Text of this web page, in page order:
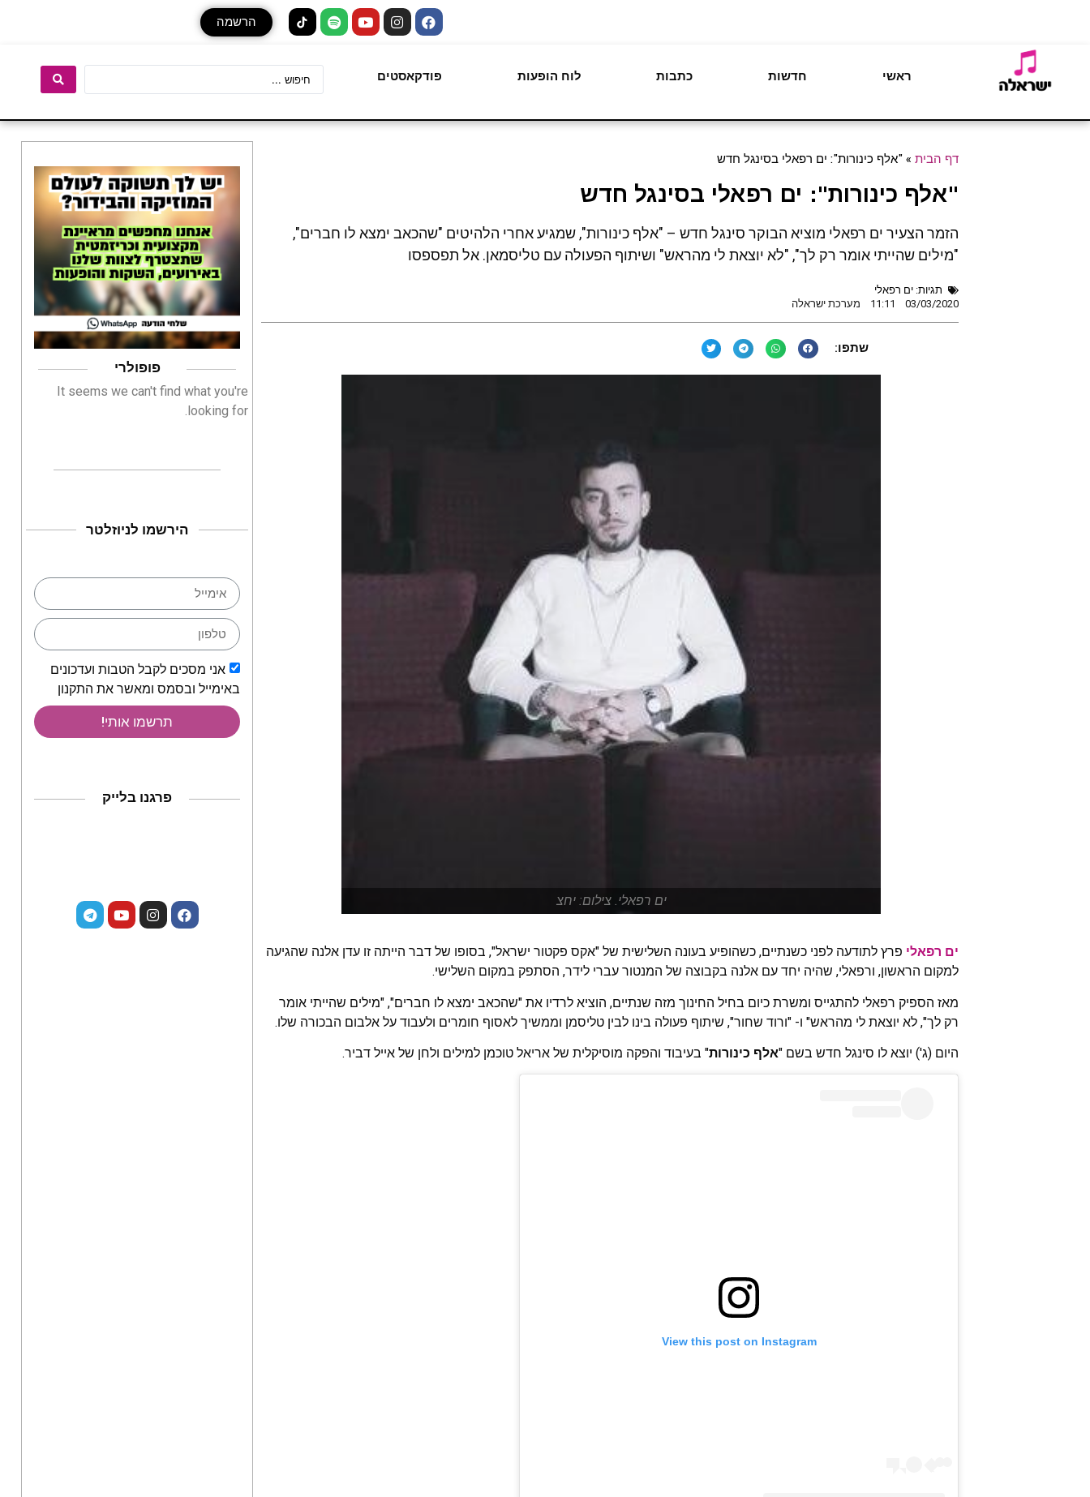
הרשמה
ראשי חדשות כתבות לוח הופעות פודקאסטים
דף הבית » "אלף כינורות": ים רפאלי בסינגל חדש
"אלף כינורות": ים רפאלי בסינגל חדש
הזמר הצעיר ים רפאלי מוציא הבוקר סינגל חדש – "אלף כינורות", שמגיע אחרי הלהיטים "שהכאב ימצא לו חברים",
"מילים שהייתי אומר רק לך", "לא יוצאת לי מהראש" ושיתוף הפעולה עם טליסמאן. אל תפספסו
תגיות: ים רפאלי
03/03/2020
11:11 מערכת ישראלה
שתפו:
ים רפאלי. צילום: יחצ
ים רפאלי פרץ לתודעה לפני כשנתיים, כשהופיע בעונה השלישית של "אקס פקטור ישראל", בסופו של דבר הייתה זו עדן אלנה שהגיעה
למקום הראשון, ורפאלי, שהיה יחד עם אלנה בקבוצה של המנטור עברי לידר, הסתפק במקום השלישי.
מאז הספיק רפאלי להתגייס ומשרת כיום בחיל החינוך מזה שנתיים, הוציא לרדיו את "שהכאב ימצא לו חברים", "מילים שהייתי אומר
רק לך", לא יוצאת לי מהראש" ו- "ורוד שחור", שיתוף פעולה בינו לבין טליסמן וממשיך לאסוף חומרים ולעבוד על אלבום הבכורה שלו.
היום (ג') יוצא לו סינגל חדש בשם "אלף כינורות" בעיבוד והפקה מוסיקלית של אריאל טוכמן למילים ולחן של אייל דביר.
View this post on Instagram
פופולרי
It seems we can't find what you're
looking for.
הירשמו לניוזלטר
אני מסכים לקבל הטבות ועדכונים
באימייל ובסמס ומאשר את התקנון
תרשמו אותי!
פרגנו בלייק